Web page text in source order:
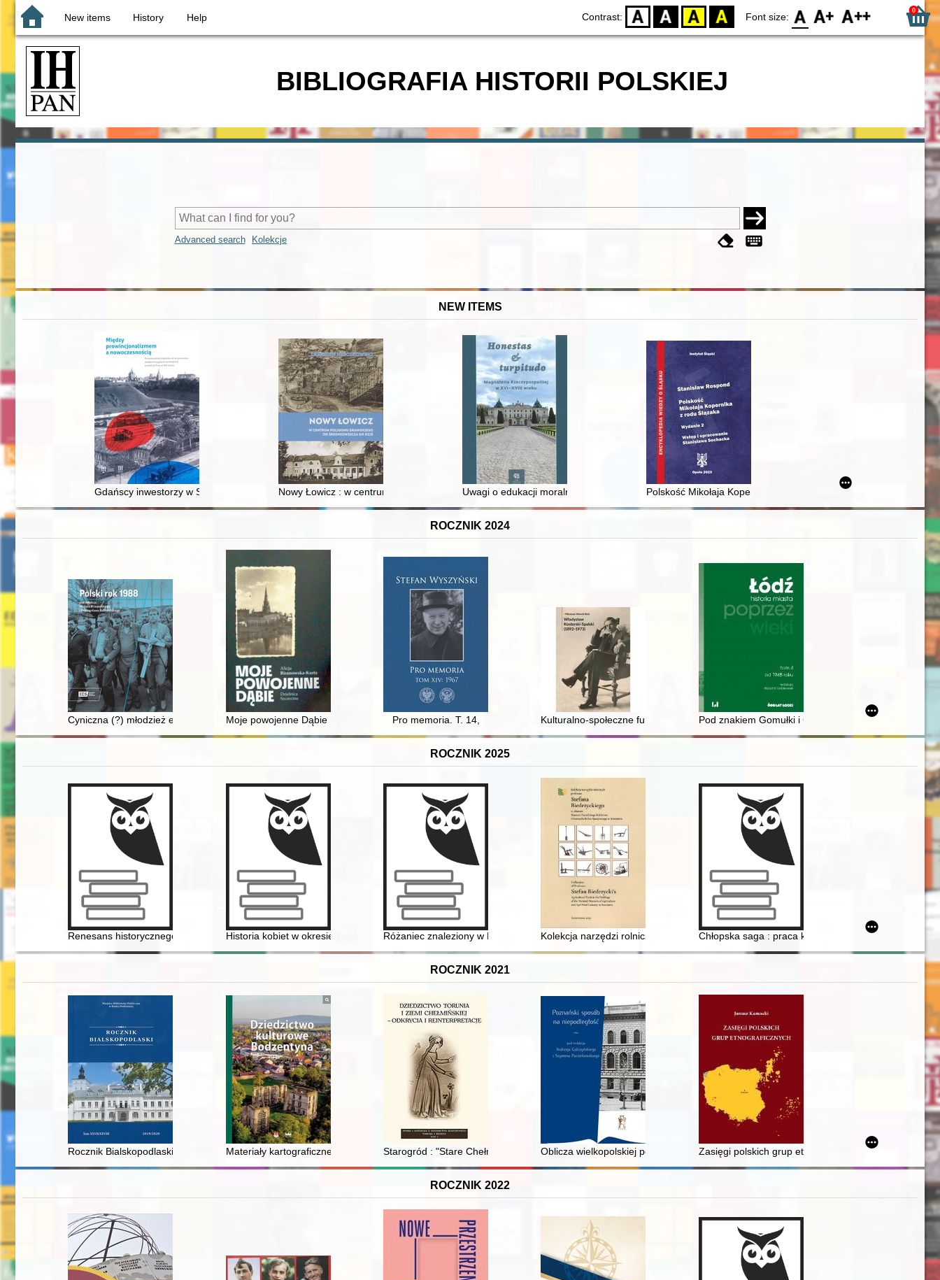
New items History Help Contrast: D BW YB BY Font size: F0 F1 F2 0
BIBLIOGRAFIA HISTORII POLSKIEJ
Advanced search Kolekcje
NEW ITEMS
Gdańscy inwestorzy w Sopocie : prestiż finansowy i towarzyski lokalnego mieszczaństwa w 2. poł. XIX w
Nowy Łowicz : w centrum poligonu drawskiego od średniowiecza do dziśUwagi o edukacji moralnej synów szlacheckich w XVI-wiecznej Rzeczypospolitej
Polskość Mikołaja Kopernika z rodu Ślązaka
ROCZNIK 2024
Cyniczna (?) młodzież ery atomowej : polskie nastolatki wobec przemian cywilizacyjnych w końcu lat osiemdziesiątych
Moje powojenne Dąbie : dzielnica SzczecinaPro memoria. T. 14, Kulturalno-społeczne funkcje domu KosterskichPod znakiem Gomułki i Gierka : sytuacja polityczna w
ROCZNIK 2025
Renesans historycznego Miasta Żydowskiego na krakowskim Kazimierzu
Historia kobiet w okresie 1945-1989 : dokonania naukowe, upowszechnianie badań, perspektywy i postulaty = The history of women in the period 1945-1989 :
Różaniec znaleziony w Katyniu : wspomnienia o księdzu Janie Leonie Ziółkowskim i generale Mieczysławie Smorawińskim
Kolekcja narzędzi rolniczych profesora Stefana Biedrzyckiego w zbiorach Muzeum
Chłopska saga : praca konkursowa na pamiętniki
ROCZNIK 2021
Rocznik Bialskopodlaski. T. 27/28 (2019/2020)Materiały kartograficzne i ikonograficzne dotyczące Bodzentyna w zasobie Archiwum Państwowego w Kielcach
Starogród : "Stare Chełmno" : zamek i pierwsza lokacja miasta w świetle badań z lat 2016-2018
Oblicza wielkopolskiej pobożności pod zaborem pruskim
Zasięgi polskich grup etnograficznych
ROCZNIK 2022